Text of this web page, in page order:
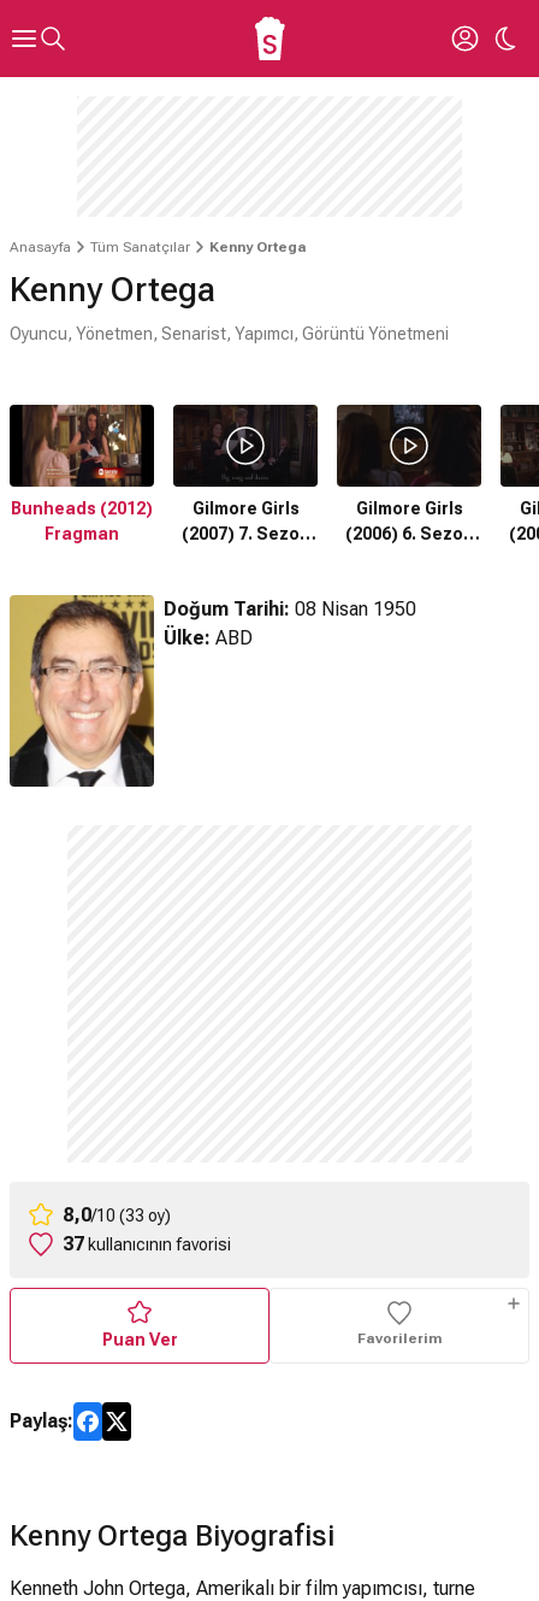
Anasayfa Tüm Sanatçılar Kenny Ortega
Kenny Ortega
Oyuncu, Yönetmen, Senarist, Yapımcı, Görüntü Yönetmeni
Bunheads (2012)
Fragman
Gilmore Girls
(2007) 7. Sezon
Gilmore Girls
(2006) 6. Sezon
Doğum Tarihi: 08 Nisan 1950
Ülke: ABD
8,0/10 (33 oy)
37kullanıcının favorisi
Puan Ver Favorilerim
Paylaş:
Kenny Ortega Biyografisi
Kenneth John Ortega, Amerikalı bir film yapımcısı, turne